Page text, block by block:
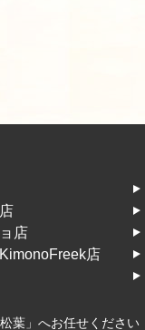
店
店
葉」へお任せください